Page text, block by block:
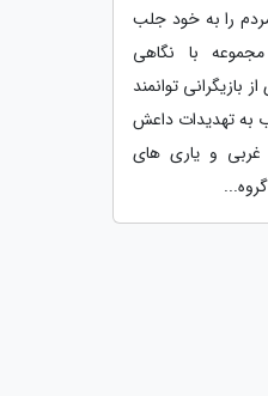
را به خود جلب
با نگاهی
بازیگرانی توانمند
به تهدیدات داعش
و یاری های